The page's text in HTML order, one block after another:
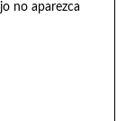
no aparezca